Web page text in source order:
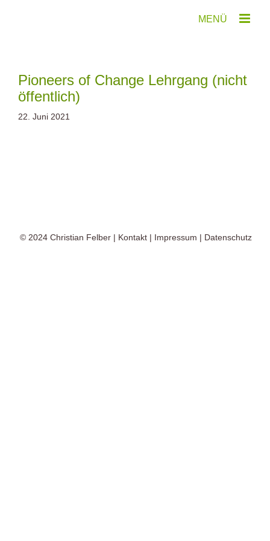
Pioneers of Change Lehrgang (nicht
öffentlich)
22. Juni 2021
© 2024 Christian Felber | Kontakt | Impressum | Datenschutz